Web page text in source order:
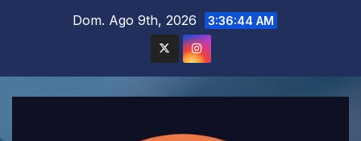
Dom. Ago 9th, 2026 3:36:45 AM